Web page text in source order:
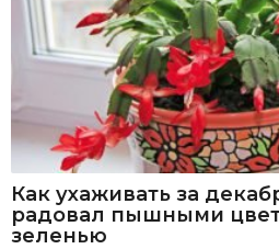
Как ухаживать за
радовал пышными
зеленью